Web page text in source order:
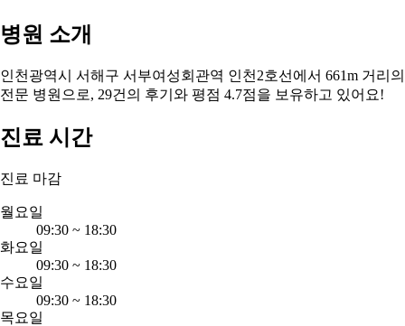
병원 소개
인천광역시 서해구 서부여성회관역 인천2호선에서 661m 거리의
전문 병원으로, 29건의 후기와 평점 4.7점을 보유하고 있어요!
진료 시간
진료 마감
월요일
09:30 ~ 18:30
화요일
09:30 ~ 18:30
수요일
09:30 ~ 18:30
목요일